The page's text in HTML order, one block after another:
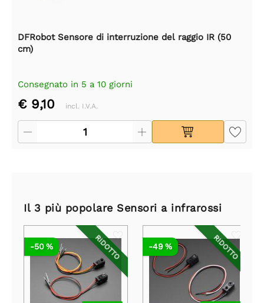
DFRobot Sensore di interruzione del raggio IR (50
cm)
Consegnato in 5 a 10 giorni
€ 9,10 incl. I.V.A.
Il 3 più popolare Sensori a infrarossi
RIDOTTO
-50 % RIDOTTO
-49 %